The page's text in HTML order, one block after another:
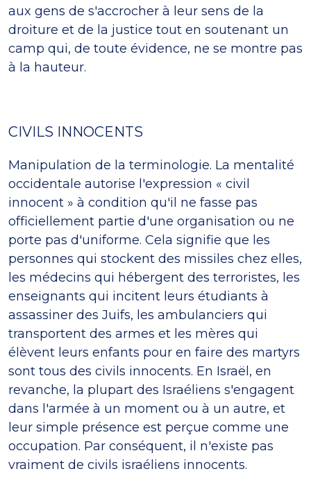
aux gens de s'accrocher à leur sens de la
droiture et de la justice tout en soutenant un
camp qui, de toute évidence, ne se montre pas
à la hauteur.
CIVILS INNOCENTS
Manipulation de la terminologie. La mentalité
occidentale autorise l'expression « civil
innocent » à condition qu'il ne fasse pas
officiellement partie d'une organisation ou ne
porte pas d'uniforme. Cela signifie que les
personnes qui stockent des missiles chez elles,
les médecins qui hébergent des terroristes, les
enseignants qui incitent leurs étudiants à
assassiner des Juifs, les ambulanciers qui
transportent des armes et les mères qui
élèvent leurs enfants pour en faire des martyrs
sont tous des civils innocents. En Israël, en
revanche, la plupart des Israéliens s'engagent
dans l'armée à un moment ou à un autre, et
leur simple présence est perçue comme une
occupation. Par conséquent, il n'existe pas
vraiment de civils israéliens innocents.